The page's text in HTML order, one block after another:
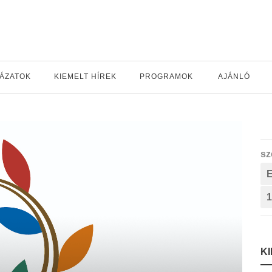
KIEMELT HÍREK PROGRAMOK AJÁNLÓ